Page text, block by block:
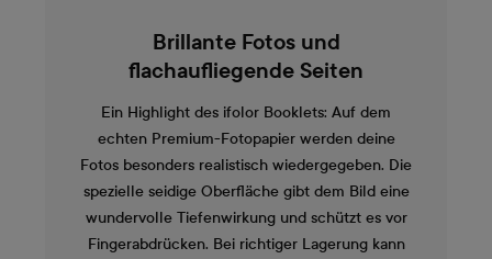
Brillante Fotos und
flachaufliegende Seiten
Ein Highlight des ifolor Booklets: Auf dem
echten Premium-Fotopapier werden deine
Fotos besonders realistisch wiedergegeben. Die
spezielle seidige Oberfläche gibt dem Bild eine
wundervolle Tiefenwirkung und schützt es vor
Fingerabdrücken. Bei richtiger Lagerung kann